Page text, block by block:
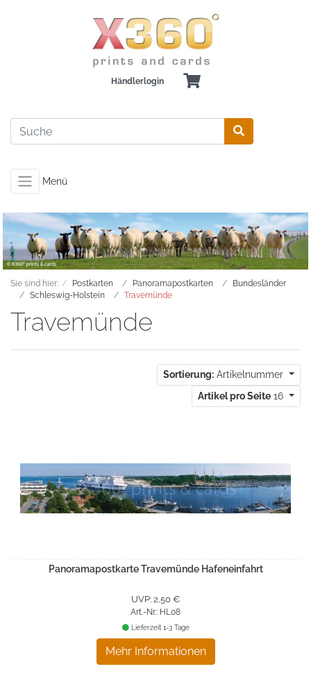
Händlerlogin
Menü
Sie sind hier: Postkarten Panoramapostkarten
Bundesländer
Schleswig-Holstein
Travemünde
Travemünde
Sortierung: Artikelnummer
Artikel pro Seite 16
Panoramapostkarte Travemünde Hafeneinfahrt
UVP: 2,50 €
Art.-Nr.: HL08
Mehr Informationen
Lieferzeit 1-3 Tage